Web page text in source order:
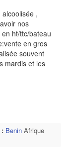
,
nos
ht/ttc/bateau
en gros
souvent
mardis et les
: Benin Afrique